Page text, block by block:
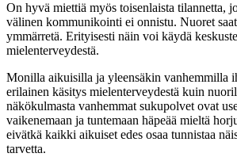
On hyvä miettiä myös toisenlaista tilannetta,
välinen kommunikointi ei onnistu. Nuoret
ymmärretä. Erityisesti näin voi käydä
mielenterveydestä.
Monilla aikuisilla ja yleensäkin vanhemmilla
erilainen käsitys mielenterveydestä kuin
näkökulmasta vanhemmat sukupolvet ovat
vaikenemaan ja tuntemaan häpeää mieltä
eivätkä kaikki aikuiset edes osaa tunnistaa
tarvetta.